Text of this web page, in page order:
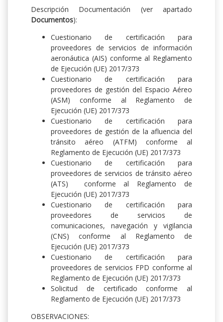
Descripción Documentación (ver apartado
Documentos):
Cuestionario de certificación para
proveedores de servicios de información
aeronáutica (AIS) conforme al Reglamento
de Ejecución (UE) 2017/373
Cuestionario de certificación para
proveedores de gestión del Espacio Aéreo
(ASM) conforme al Reglamento de
Ejecución (UE) 2017/373
Cuestionario de certificación para
proveedores de gestión de la afluencia del
tránsito aéreo (ATFM) conforme al
Reglamento de Ejecución (UE) 2017/373
Cuestionario de certificación para
proveedores de servicios de tránsito aéreo
(ATS) conforme al Reglamento de
Ejecución (UE) 2017/373
Cuestionario de certificación para
proveedores de servicios de
comunicaciones, navegación y vigilancia
(CNS) conforme al Reglamento de
Ejecución (UE) 2017/373
Cuestionario de certificación para
proveedores de servicios FPD conforme al
Reglamento de Ejecución (UE) 2017/373
Solicitud de certificado conforme al
Reglamento de Ejecución (UE) 2017/373
OBSERVACIONES: